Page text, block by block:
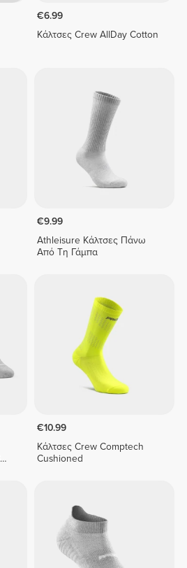
€6.99
Κάλτσες Crew AllDay Cotton
€9.99
Athleisure Κάλτσες Πάνω
Από Τη Γάμπα
€10.99
Κάλτσες Crew Comptech
Cushioned